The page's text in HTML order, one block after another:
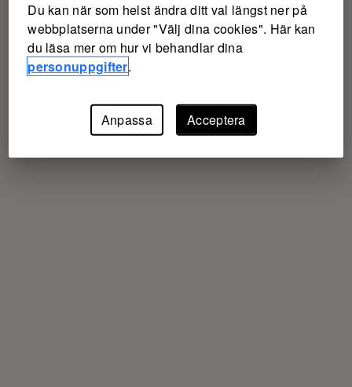
Du kan när som helst ändra ditt val längst ner på
webbplatserna under "Välj dina cookies". Här kan
du läsa mer om hur vi behandlar dina
personuppgifter.
Anpassa Acceptera